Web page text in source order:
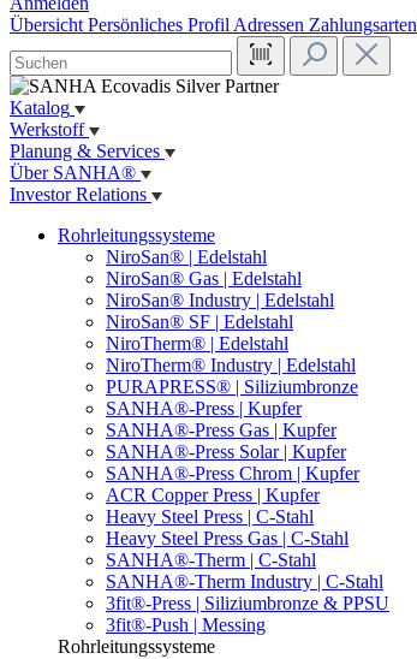
Übersicht Persönliches Profil Adressen Zahlungsarten
Katalog
Werkstoff
Planung & Services
Über SANHA®
Investor Relations
Rohrleitungssysteme
NiroSan® | Edelstahl
NiroSan® Gas | Edelstahl
NiroSan® Industry | Edelstahl
NiroSan® SF | Edelstahl
NiroTherm® | Edelstahl
NiroTherm® Industry | Edelstahl
PURAPRESS® | Siliziumbronze
SANHA®-Press | Kupfer
SANHA®-Press Gas | Kupfer
SANHA®-Press Solar | Kupfer
SANHA®-Press Chrom | Kupfer
ACR Copper Press | Kupfer
Heavy Steel Press | C-Stahl
Heavy Steel Press Gas | C-Stahl
SANHA®-Therm | C-Stahl
SANHA®-Therm Industry | C-Stahl
3fit®-Press | Siliziumbronze & PPSU
3fit®-Push | Messing
Rohrleitungssysteme